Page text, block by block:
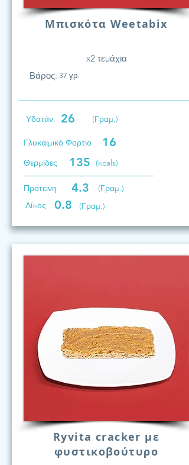
Μπισκότα Weetabix
x2 τεμάχια
Βάρος: 37 γρ.
Υδατάν. 26 (Γραμ.)
Γλυκαιμικό Φορτίο 16
Θερμίδες 135 (kcals)
Προτεινη 4.3
(Γραμ.)
Λίπος
0.8 (Γραμ.)
Ryvita cracker με
φυστικοβούτυρο